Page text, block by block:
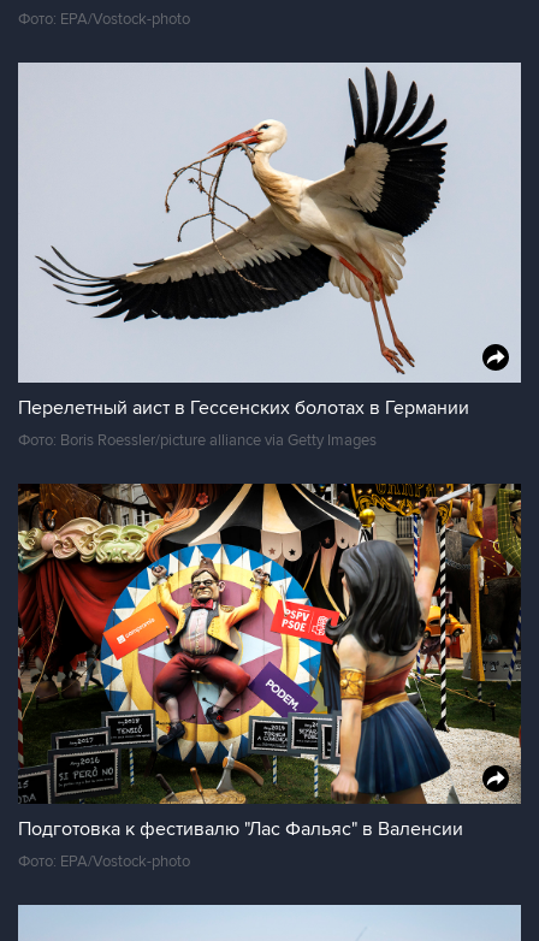
Фото: EPA/Vostock-photo
Перелетный аист в Гессенских болотах в Германии
Фото: Boris Roessler/picture alliance via Getty Images
Подготовка к фестивалю "Лас Фальяс" в Валенсии
Фото: EPA/Vostock-photo